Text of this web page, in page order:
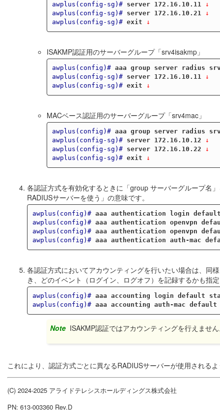
awplus(config-sg)#
server 172.16.10.11 ↓
awplus(config-sg)#
server 172.16.10.21 ↓
awplus(config-sg)# exit ↓
ISAKMP認証用のサーバーグループ「srv4isakmp」
awplus(config)# aaa group server radius
awplus(config-sg)#
server 172.16.10.11 ↓
awplus(config-sg)# exit ↓
MACベース認証用のサーバーグループ「srv4mac」
awplus(config)# aaa group server radius
awplus(config-sg)#
server 172.16.10.12 ↓
awplus(config-sg)#
server 172.16.10.22 ↓
awplus(config-sg)# exit ↓
各認証方式を有効化するときに「group サーバーグループ名
RADIUSサーバーを使う」の意味です。
awplus(config)# aaa authentication login
awplus(config)# aaa authentication openvpn
awplus(config)# aaa authentication openvpn
awplus(config)# aaa authentication auth-mac
各認証方式においてアカウンティングを行いたい場合は、同
き、どのイベント（ログイン、ログオフ）を記録するかも指
awplus(config)# aaa accounting login default
awplus(config)# aaa accounting auth-mac
Note ISAKMP認証ではアカウンティングを行えませ
これにより、認証方式ごとに異なるRADIUSサーバーが使用される
(C) 2024-2025 アライドテレシスホールディングス株式会社
PN: 613-003360 Rev.D